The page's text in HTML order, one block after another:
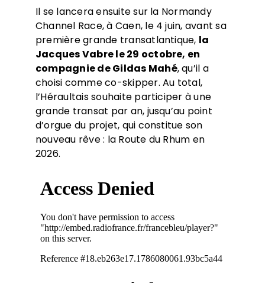
Il se lancera ensuite sur la Normandy
Channel Race, à Caen, le 4 juin, avant sa
première grande transatlantique, la
Jacques Vabre le 29 octobre, en
compagnie de Gildas Mahé, qu’il a
choisi comme co-skipper. Au total,
l’Héraultais souhaite participer à une
grande transat par an, jusqu’au point
d’orgue du projet, qui constitue son
nouveau rêve : la Route du Rhum en
2026.